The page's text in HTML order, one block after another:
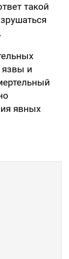
такой
язвы и
явных